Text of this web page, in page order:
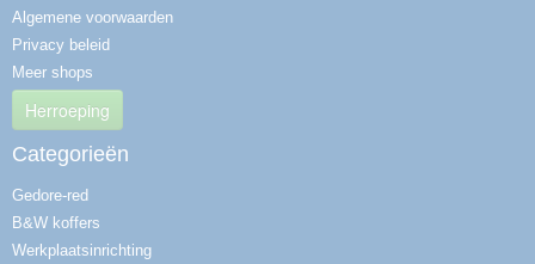
Algemene voorwaarden
Privacy beleid
Meer shops
Herroeping
Categorieën
Gedore-red
B&W koffers
Werkplaatsinrichting